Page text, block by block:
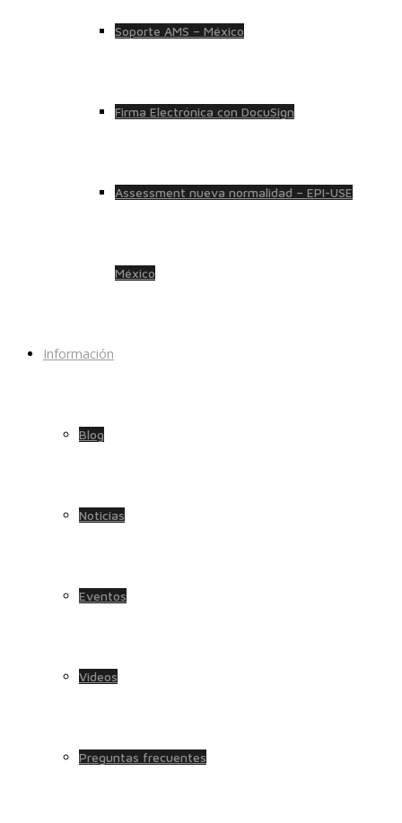
Soporte AMS – México
Firma Electrónica con DocuSign
Assessment nueva normalidad – EPI-USE
México
Información
Blog
Noticias
Eventos
Videos
Preguntas frecuentes